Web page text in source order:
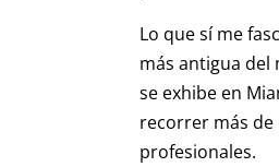
Lo que sí me
más antigua del
se exhibe en
recorrer más
profesionales.